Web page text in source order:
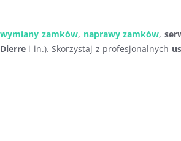
zamków, naprawy zamków,
i in.). Skorzystaj z profesjonalnych